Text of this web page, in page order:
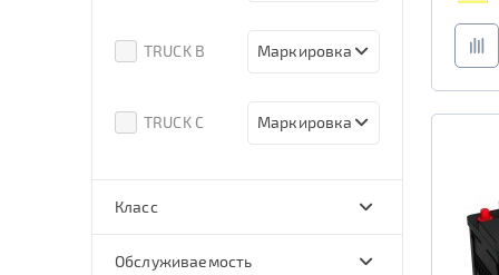
TRUCK B
Маркировка
TRUCK C
Маркировка
Класс
эконом
стандарт
улучшенные
Обслуживаемость